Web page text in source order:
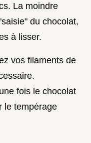
La moindre
du chocolat,
à lisser.
vos filaments de
fois le chocolat
le tempérage